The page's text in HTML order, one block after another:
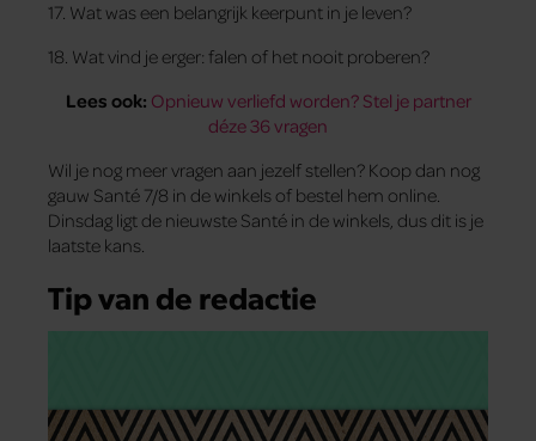
17. Wat was een belangrijk keerpunt in je leven?
18. Wat vind je erger: falen of het nooit proberen?
Lees ook: Opnieuw verliefd worden? Stel je partner
déze 36 vragen
Wil je nog meer vragen aan jezelf stellen? Koop dan nog
gauw Santé 7/8 in de winkels of bestel hem online.
Dinsdag ligt de nieuwste Santé in de winkels, dus dit is je
laatste kans.
Tip van de redactie